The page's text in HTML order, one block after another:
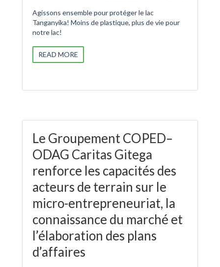
Agissons ensemble pour protéger le lac
Tanganyika! Moins de plastique, plus de vie pour
notre lac!
READ MORE
Le Groupement COPED–
ODAG Caritas Gitega
renforce les capacités des
acteurs de terrain sur le
micro-entrepreneuriat, la
connaissance du marché et
l’élaboration des plans
d’affaires